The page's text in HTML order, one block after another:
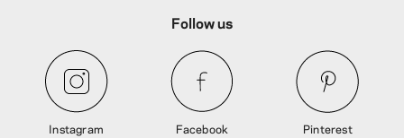
Follow us
Instagram Facebook Pinterest